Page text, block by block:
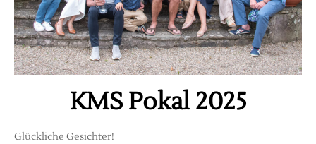
KMS Pokal 2025
Glückliche Gesichter!